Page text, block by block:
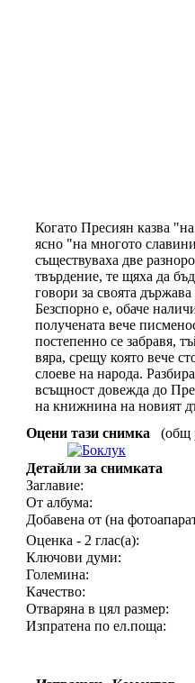
Когато Пресиян казва
ясно "на многото
съществуваха две
твърдение, те щяха да
говори за своята
Безспорно е, обаче
получената вече
постепенно се забравя,
вяра, срещу която вече
слоеве на народа.
всъщност довежда до
на книжнина на новият
Оцени тази снимка
(общ
Детайли за снимката
Заглавие:
От албума:
Добавена от (на
Оценка - 2 глас(а):
Ключови думи:
Големина:
Качество:
Отваряна в цял размер:
Изпратена по ел.поща: